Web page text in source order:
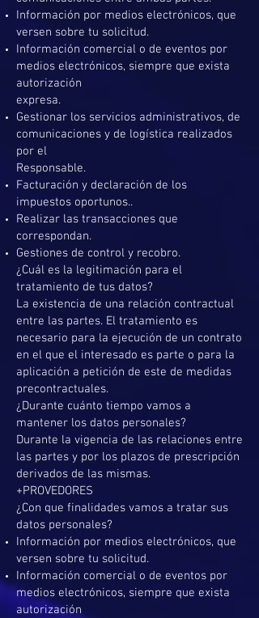
Información por medios electrónicos, que
versen sobre tu solicitud.
Información comercial o de eventos por
medios electrónicos, siempre que exista
autorización
expresa.
Gestionar los servicios administrativos, de
comunicaciones y de logística realizados
por el
Responsable.
Facturación y declaración de los
impuestos oportunos..
Realizar las transacciones que
correspondan.
Gestiones de control y recobro.
¿Cuál es la legitimación para el
tratamiento de tus datos?
La existencia de una relación contractual
entre las partes. El tratamiento es
necesario para la ejecución de un contrato
en el que el interesado es parte o para la
aplicación a petición de este de medidas
precontractuales.
¿Durante cuánto tiempo vamos a
mantener los datos personales?
Durante la vigencia de las relaciones entre
las partes y por los plazos de prescripción
derivados de las mismas.
+PROVEDORES
¿Con que finalidades vamos a tratar sus
datos personales?
Información por medios electrónicos, que
versen sobre tu solicitud.
Información comercial o de eventos por
medios electrónicos, siempre que exista
autorización